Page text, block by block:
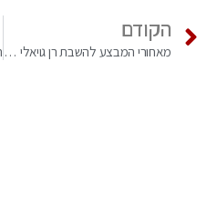
הקודם
מאחורי המבצע להשבת רן גויאלי הי"ד